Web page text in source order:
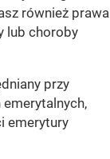
również prawa
lub choroby
przy
emerytury